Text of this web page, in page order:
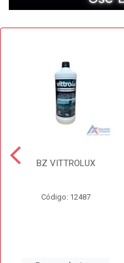
BZ VITTROLUX
Código: 12487